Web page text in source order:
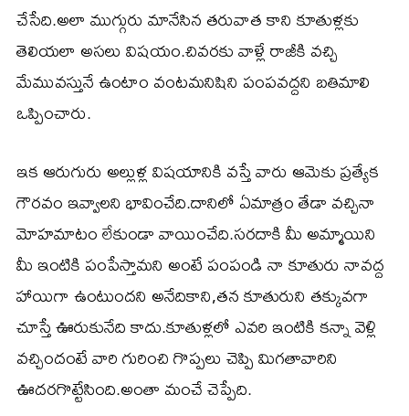
చేసేది.అలా ముగ్గురు మానేసిన తరువాత కాని కూతుళ్లకు
తెలియలా అసలు విషయం.చివరకు వాళ్లే రాజీకి వచ్చి
మేమువస్తునే ఉంటాం వంటమనిషిని పంపవద్దని బతిమాలి
ఒప్పించారు.
ఇక ఆరుగురు అల్లుళ్ల విషయానికి వస్తే వారు ఆమెకు ప్రత్యేక
గౌరవం ఇవ్వాలని భావించేది.దానిలో ఏమాత్రం తేడా వచ్చినా
మోహమాటం లేకుండా వాయించేది.సరదాకి మీ అమ్మాయిని
మీ ఇంటికి పంపేస్తామని అంటే పంపండి నా కూతురు నావద్ద
హాయిగా ఉంటుందని అనేదికాని,తన కూతురుని తక్కువగా
చూస్తే ఊరుకునేది కాదు.కూతుళ్లలో ఎవరి ఇంటికి కన్నా వెళ్లి
వచ్చిందంటే వారి గురించి గొప్పలు చెప్పి మిగతావారిని
ఊదరగొట్టేసింది.అంతా మంచే చెప్పేది.